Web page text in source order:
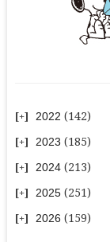
2022 (142)
2023 (185)
2024 (213)
2025 (251)
2026 (159)